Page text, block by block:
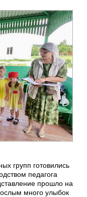
групп готовились
педагога
прошло на
много улыбок